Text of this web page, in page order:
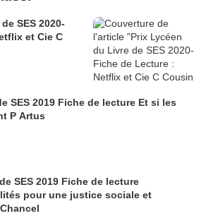
SES 2020-
et Cie C
SES 2019 Fiche de lecture Et si les
P Artus
SES 2019 Fiche de lecture
pour une justice sociale et